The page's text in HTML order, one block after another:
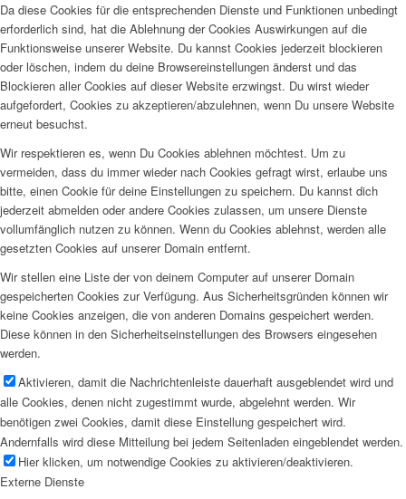
Da diese Cookies für die entsprechenden Dienste und Funktionen unbedingt
erforderlich sind, hat die Ablehnung der Cookies Auswirkungen auf die
Funktionsweise unserer Website. Du kannst Cookies jederzeit blockieren
oder löschen, indem du deine Browsereinstellungen änderst und das
Blockieren aller Cookies auf dieser Website erzwingst. Du wirst wieder
aufgefordert, Cookies zu akzeptieren/abzulehnen, wenn Du unsere Website
erneut besuchst.
Wir respektieren es, wenn Du Cookies ablehnen möchtest. Um zu
vermeiden, dass du immer wieder nach Cookies gefragt wirst, erlaube uns
bitte, einen Cookie für deine Einstellungen zu speichern. Du kannst dich
jederzeit abmelden oder andere Cookies zulassen, um unsere Dienste
vollumfänglich nutzen zu können. Wenn du Cookies ablehnst, werden alle
gesetzten Cookies auf unserer Domain entfernt.
Wir stellen eine Liste der von deinem Computer auf unserer Domain
gespeicherten Cookies zur Verfügung. Aus Sicherheitsgründen können wir
keine Cookies anzeigen, die von anderen Domains gespeichert werden.
Diese können in den Sicherheitseinstellungen des Browsers eingesehen
werden.
Aktivieren, damit die Nachrichtenleiste dauerhaft ausgeblendet wird und
alle Cookies, denen nicht zugestimmt wurde, abgelehnt werden. Wir
benötigen zwei Cookies, damit diese Einstellung gespeichert wird.
Andernfalls wird diese Mitteilung bei jedem Seitenladen eingeblendet werden.
Hier klicken, um notwendige Cookies zu aktivieren/deaktivieren.
Externe Dienste